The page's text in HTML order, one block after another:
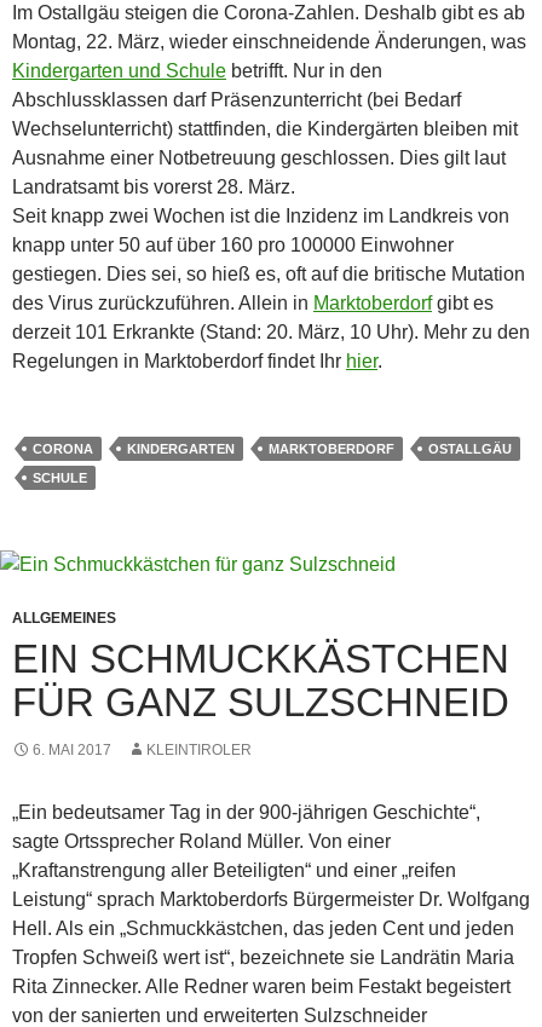
Im Ostallgäu steigen die Corona-Zahlen. Deshalb gibt es ab
Montag, 22. März, wieder einschneidende Änderungen, was
Kindergarten und Schule betrifft. Nur in den
Abschlussklassen darf Präsenzunterricht (bei Bedarf
Wechselunterricht) stattfinden, die Kindergärten bleiben mit
Ausnahme einer Notbetreuung geschlossen. Dies gilt laut
Landratsamt bis vorerst 28. März.
Seit knapp zwei Wochen ist die Inzidenz im Landkreis von
knapp unter 50 auf über 160 pro 100000 Einwohner
gestiegen. Dies sei, so hieß es, oft auf die britische Mutation
des Virus zurückzuführen. Allein in Marktoberdorfgibt es
derzeit 101 Erkrankte (Stand: 20. März, 10 Uhr). Mehr zu den
Regelungen in Marktoberdorf findet Ihr hier.
CORONA KINDERGARTEN MARKTOBERDORF
OSTALLGÄU
SCHULE
ALLGEMEINES
EIN SCHMUCKKÄSTCHEN
FÜR GANZ SULZSCHNEID
6. MAI 2017 KLEINTIROLER
„Ein bedeutsamer Tag in der 900-jährigen Geschichte“,
sagte Ortssprecher Roland Müller. Von einer
„Kraftanstrengung aller Beteiligten“ und einer „reifen
Leistung“ sprach Marktoberdorfs Bürgermeister Dr. Wolfgang
Hell. Als ein „Schmuckkästchen, das jeden Cent und jeden
Tropfen Schweiß wert ist“, bezeichnete sie Landrätin Maria
Rita Zinnecker. Alle Redner waren beim Festakt begeistert
von der sanierten und erweiterten Sulzschneider